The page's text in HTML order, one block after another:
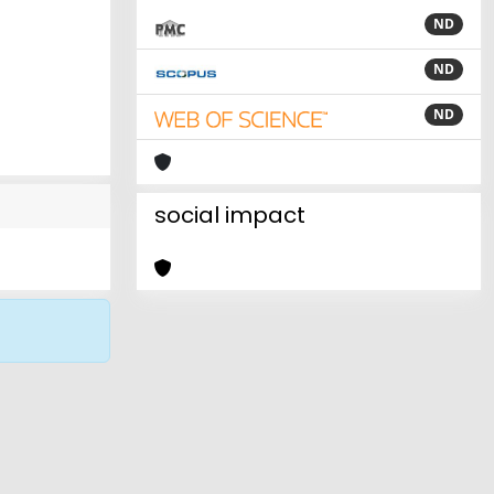
ND
ND
ND
social impact